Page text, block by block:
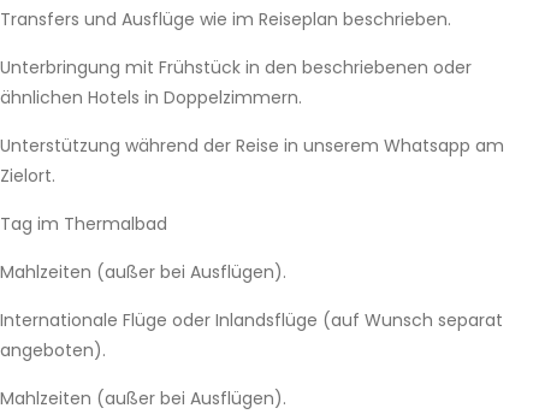
Transfers und Ausflüge wie im Reiseplan beschrieben.
Unterbringung mit Frühstück in den beschriebenen oder
ähnlichen Hotels in Doppelzimmern.
Unterstützung während der Reise in unserem Whatsapp am
Zielort.
Tag im Thermalbad
Mahlzeiten (außer bei Ausflügen).
Internationale Flüge oder Inlandsflüge (auf Wunsch separat
angeboten).
Mahlzeiten (außer bei Ausflügen).